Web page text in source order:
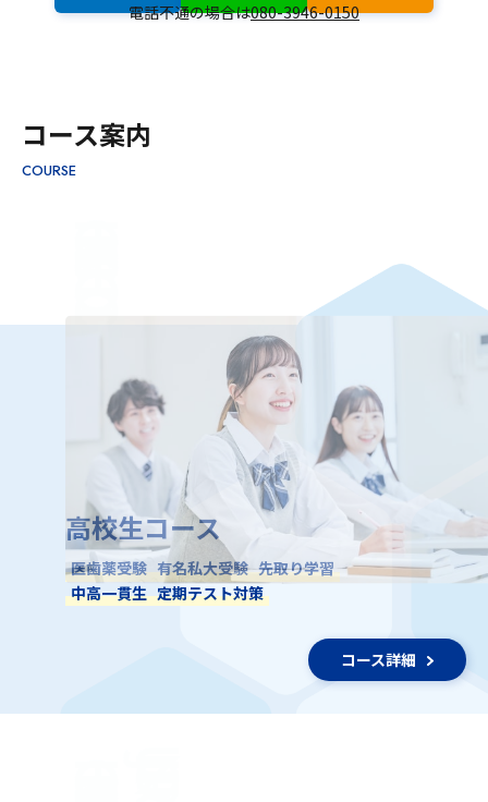
電話不通の場合は080-3946-0150
コース案内
COURSE
高校生コース
医歯薬受験 有名私大受験 先取り学習
中高一貫生 定期テスト対策
コース詳細